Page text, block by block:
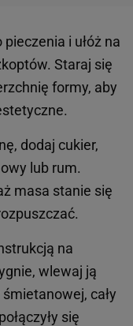
i ułóż na
Staraj się
formy, aby
dodaj cukier,
lub rum.
masa stanie się
na
wlewaj ją
cały
się